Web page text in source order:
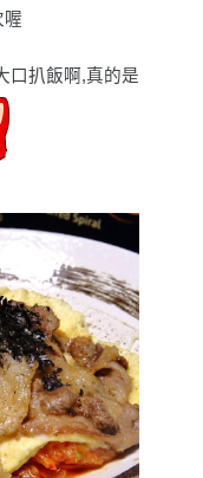
喔
口扒飯啊,真的是